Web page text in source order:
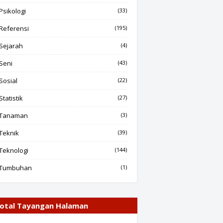
(33)
(195)
(4)
(43)
(22)
(27)
(3)
(39)
(144)
(1)
Tayangan Halaman